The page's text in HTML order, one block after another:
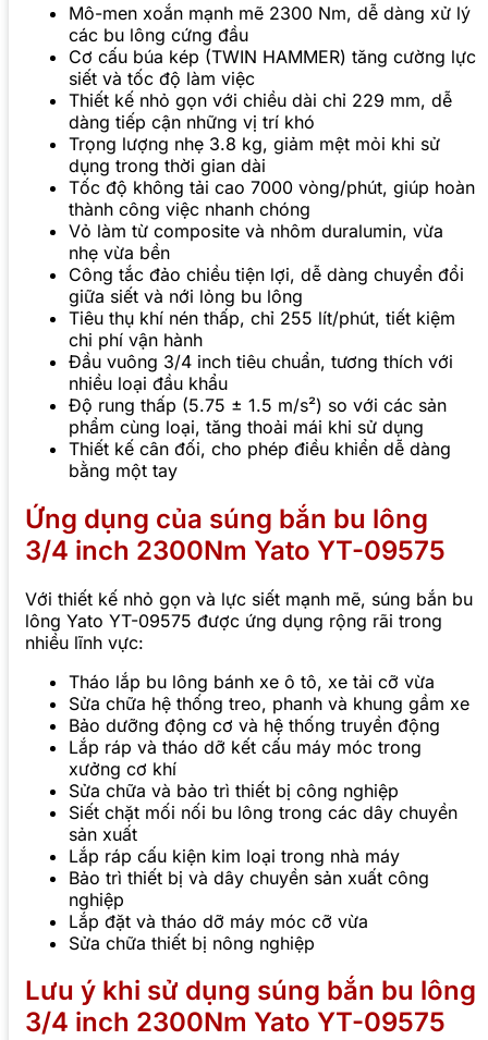
Mô-men xoắn mạnh mẽ 2300 Nm, dễ dàng xử lý
các bu lông cứng đầu
Cơ cấu búa kép (TWIN HAMMER) tăng cường lực
siết và tốc độ làm việc
Thiết kế nhỏ gọn với chiều dài chỉ 229 mm, dễ
dàng tiếp cận những vị trí khó
Trọng lượng nhẹ 3.8 kg, giảm mệt mỏi khi sử
dụng trong thời gian dài
Tốc độ không tải cao 7000 vòng/phút, giúp hoàn
thành công việc nhanh chóng
Vỏ làm từ composite và nhôm duralumin, vừa
nhẹ vừa bền
Công tắc đảo chiều tiện lợi, dễ dàng chuyển đổi
giữa siết và nới lỏng bu lông
Tiêu thụ khí nén thấp, chỉ 255 lít/phút, tiết kiệm
chi phí vận hành
Đầu vuông 3/4 inch tiêu chuẩn, tương thích với
nhiều loại đầu khẩu
Độ rung thấp (5.75 ± 1.5 m/s²) so với các sản
phẩm cùng loại, tăng thoải mái khi sử dụng
Thiết kế cân đối, cho phép điều khiển dễ dàng
bằng một tay
Ứng dụng của súng bắn bu lông
3/4 inch 2300Nm Yato YT-09575
Với thiết kế nhỏ gọn và lực siết mạnh mẽ, súng bắn bu
lông Yato YT-09575 được ứng dụng rộng rãi trong
nhiều lĩnh vực:
Tháo lắp bu lông bánh xe ô tô, xe tải cỡ vừa
Sửa chữa hệ thống treo, phanh và khung gầm xe
Bảo dưỡng động cơ và hệ thống truyền động
Lắp ráp và tháo dỡ kết cấu máy móc trong
xưởng cơ khí
Sửa chữa và bảo trì thiết bị công nghiệp
Siết chặt mối nối bu lông trong các dây chuyền
sản xuất
Lắp ráp cấu kiện kim loại trong nhà máy
Bảo trì thiết bị và dây chuyền sản xuất công
nghiệp
Lắp đặt và tháo dỡ máy móc cỡ vừa
Sửa chữa thiết bị nông nghiệp
Lưu ý khi sử dụng súng bắn bu lông
3/4 inch 2300Nm Yato YT-09575